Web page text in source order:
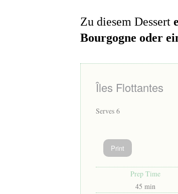
Zu diesem Dessert
Bourgogne oder
Îles Flottantes
Serves 6
Print
Prep Time
45 min